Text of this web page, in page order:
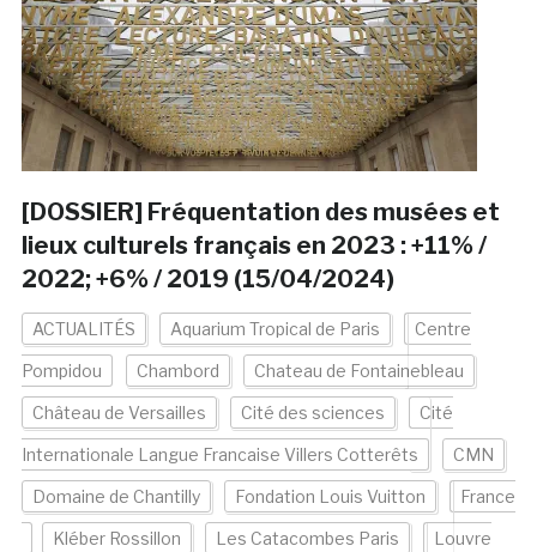
[DOSSIER] Fréquentation des musées et
lieux culturels français en 2023 : +11% /
2022; +6% / 2019 (15/04/2024)
ACTUALITÉS Aquarium Tropical de Paris Centre
Pompidou Chambord Chateau de Fontainebleau
Château de Versailles Cité des sciences Cité
Internationale Langue Francaise Villers Cotterêts CMN
Domaine de Chantilly Fondation Louis Vuitton France
Kléber Rossillon Les Catacombes Paris Louvre